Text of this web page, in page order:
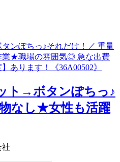
ト→ボタンぽちっ♪
なし★女性も活躍
社